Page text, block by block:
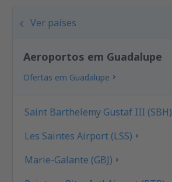
Ver países
Aeroportos em Guadalupe
Ofertas em Guadalupe
Saint Barthelemy Gustaf III (SBH)
Les Saintes Airport (LSS)
Marie-Galante (GBJ)